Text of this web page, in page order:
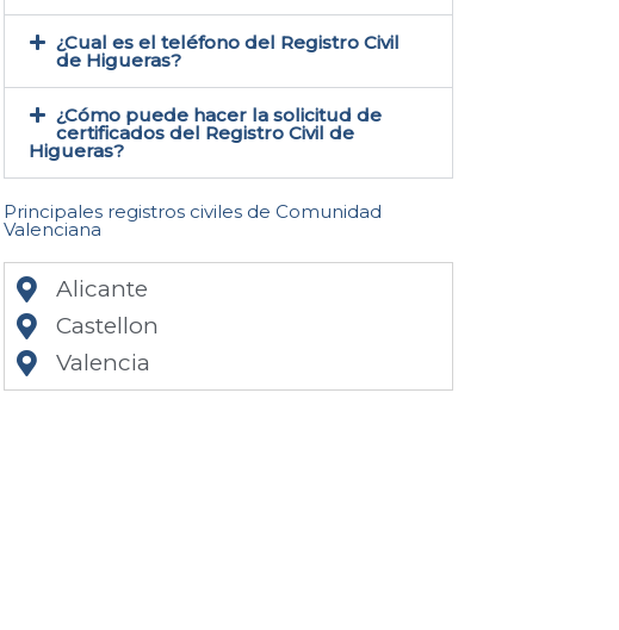
¿Cual es el teléfono del Registro Civil
de Higueras​?
¿Cómo puede hacer la solicitud de
certificados del Registro Civil de
Higueras​?
Principales registros civiles de Comunidad
Valenciana
Alicante
Castellon
Valencia